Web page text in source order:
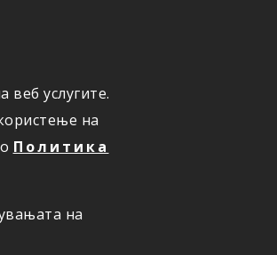
услугите.
на
Политика
на
ПРИЈАВИ ШТЕТА